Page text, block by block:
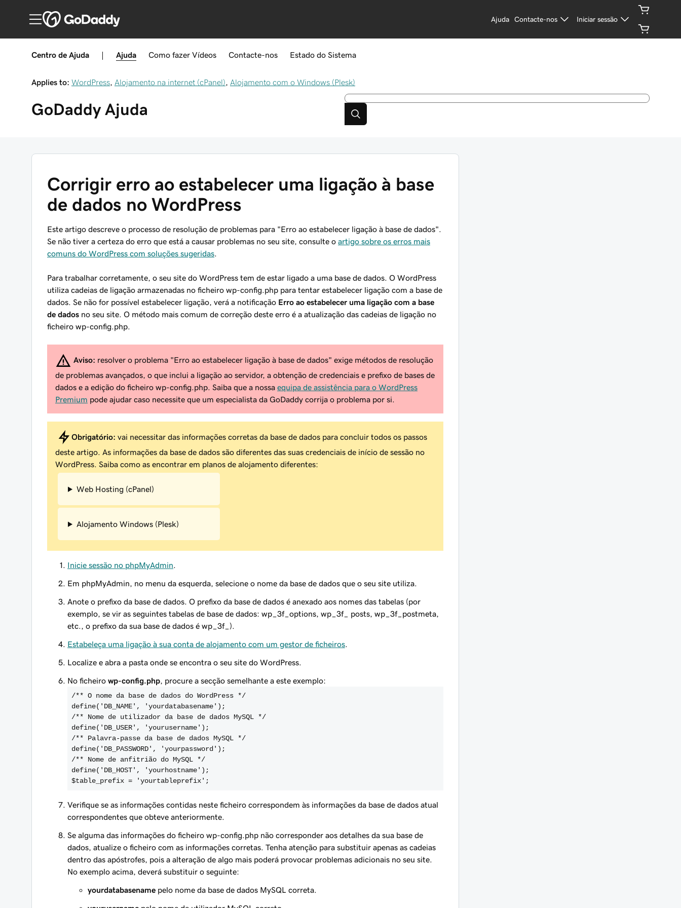
Ajuda Contacte-nos Iniciar sessão
Centro de Ajuda Ajuda Como fazer Vídeos Contacte-nos Estado do Sistema
Applies to: WordPress Alojamento na internet (cPanel) Alojamento com o Windows (Plesk)
GoDaddy Ajuda
Corrigir erro ao estabelecer uma ligação à base
de dados no WordPress
Este artigo descreve o processo de resolução de problemas para "Erro ao estabelecer ligação à base de dados".
Se não tiver a certeza do erro que está a causar problemas no seu site, consulte o artigo sobre os erros mais
comuns do WordPress com soluções sugeridas
Para trabalhar corretamente, o seu site do WordPress tem de estar ligado a uma base de dados. O WordPress
utiliza cadeias de ligação armazenadas no ficheiro wp-config.php para tentar estabelecer ligação com a base de
dados. Se não for possível estabelecer ligação, verá a notificação Erro ao estabelecer uma ligação com a base
de dados no seu site. O método mais comum de correção deste erro é a atualização das cadeias de ligação no
ficheiro wp-config.php.
Aviso: resolver o problema "Erro ao estabelecer ligação à base de dados" exige métodos de resolução
de problemas avançados, o que inclui a ligação ao servidor, a obtenção de credenciais e prefixo de bases de
dados e a edição do ficheiro wp-config.php. Saiba que a nossa equipa de assistência para o WordPress
Premium pode ajudar caso necessite que um especialista da GoDaddy corrija o problema por si.
Obrigatório: vai necessitar das informações corretas da base de dados para concluir todos os passos
deste artigo. As informações da base de dados são diferentes das suas credenciais de início de sessão no
WordPress. Saiba como as encontrar em planos de alojamento diferentes:
Web Hosting (cPanel)
Alojamento Windows (Plesk)
Inicie sessão no phpMyAdmin
Em phpMyAdmin, no menu da esquerda, selecione o nome da base de dados que o seu site utiliza.
Anote o prefixo da base de dados. O prefixo da base de dados é anexado aos nomes das tabelas (por
exemplo, se vir as seguintes tabelas de base de dados: wp_3f_options, wp_3f_ posts, wp_3f_postmeta,
etc., o prefixo da sua base de dados é wp_3f_).
Estabeleça uma ligação à sua conta de alojamento com um gestor de ficheiros
Localize e abra a pasta onde se encontra o seu site do WordPress.
No ficheiro wp-config.php , procure a secção semelhante a este exemplo:
/** O nome da base de dados do WordPress */
define('DB_NAME', 'yourdatabasename');
/** Nome de utilizador da base de dados MySQL */
define('DB_USER', 'yourusername');
/** Palavra-passe da base de dados MySQL */
define('DB_PASSWORD', 'yourpassword ');
/** Nome de anfitrião do MySQL */
define('DB_HOST', 'yourhostname');
$table_prefix = 'yourtableprefix';
Verifique se as informações contidas neste ficheiro correspondem às informações da base de dados atual
correspondentes que obteve anteriormente.
Se alguma das informações do ficheiro wp-config.php não corresponder aos detalhes da sua base de
dados, atualize o ficheiro com as informações corretas. Tenha atenção para substituir apenas as cadeias
dentro das apóstrofes, pois a alteração de algo mais poderá provocar problemas adicionais no seu site.
No exemplo acima, deverá substituir o seguinte:
yourdatabasename pelo nome da base de dados MySQL correta.